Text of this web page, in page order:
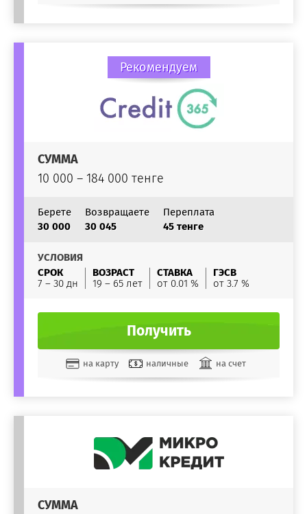
Рекомендуем
СУММА
10 000 – 184 000 тенге
Берете
30 000
Возвращаете
30 045
Переплата
45 тенге
УСЛОВИЯ
СРОК
7 – 30 дн
ВОЗРАСТ
19 – 65 лет
СТАВКА
от 0.01 %
ГЭСВ
от 3.7 %
Получить
на карту наличные на счет
СУММА